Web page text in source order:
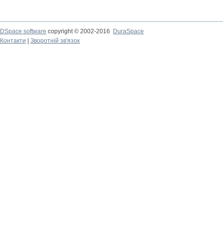
DSpace software copyright © 2002-2016
DuraSpace
Контакти
Зворотній зв'язок